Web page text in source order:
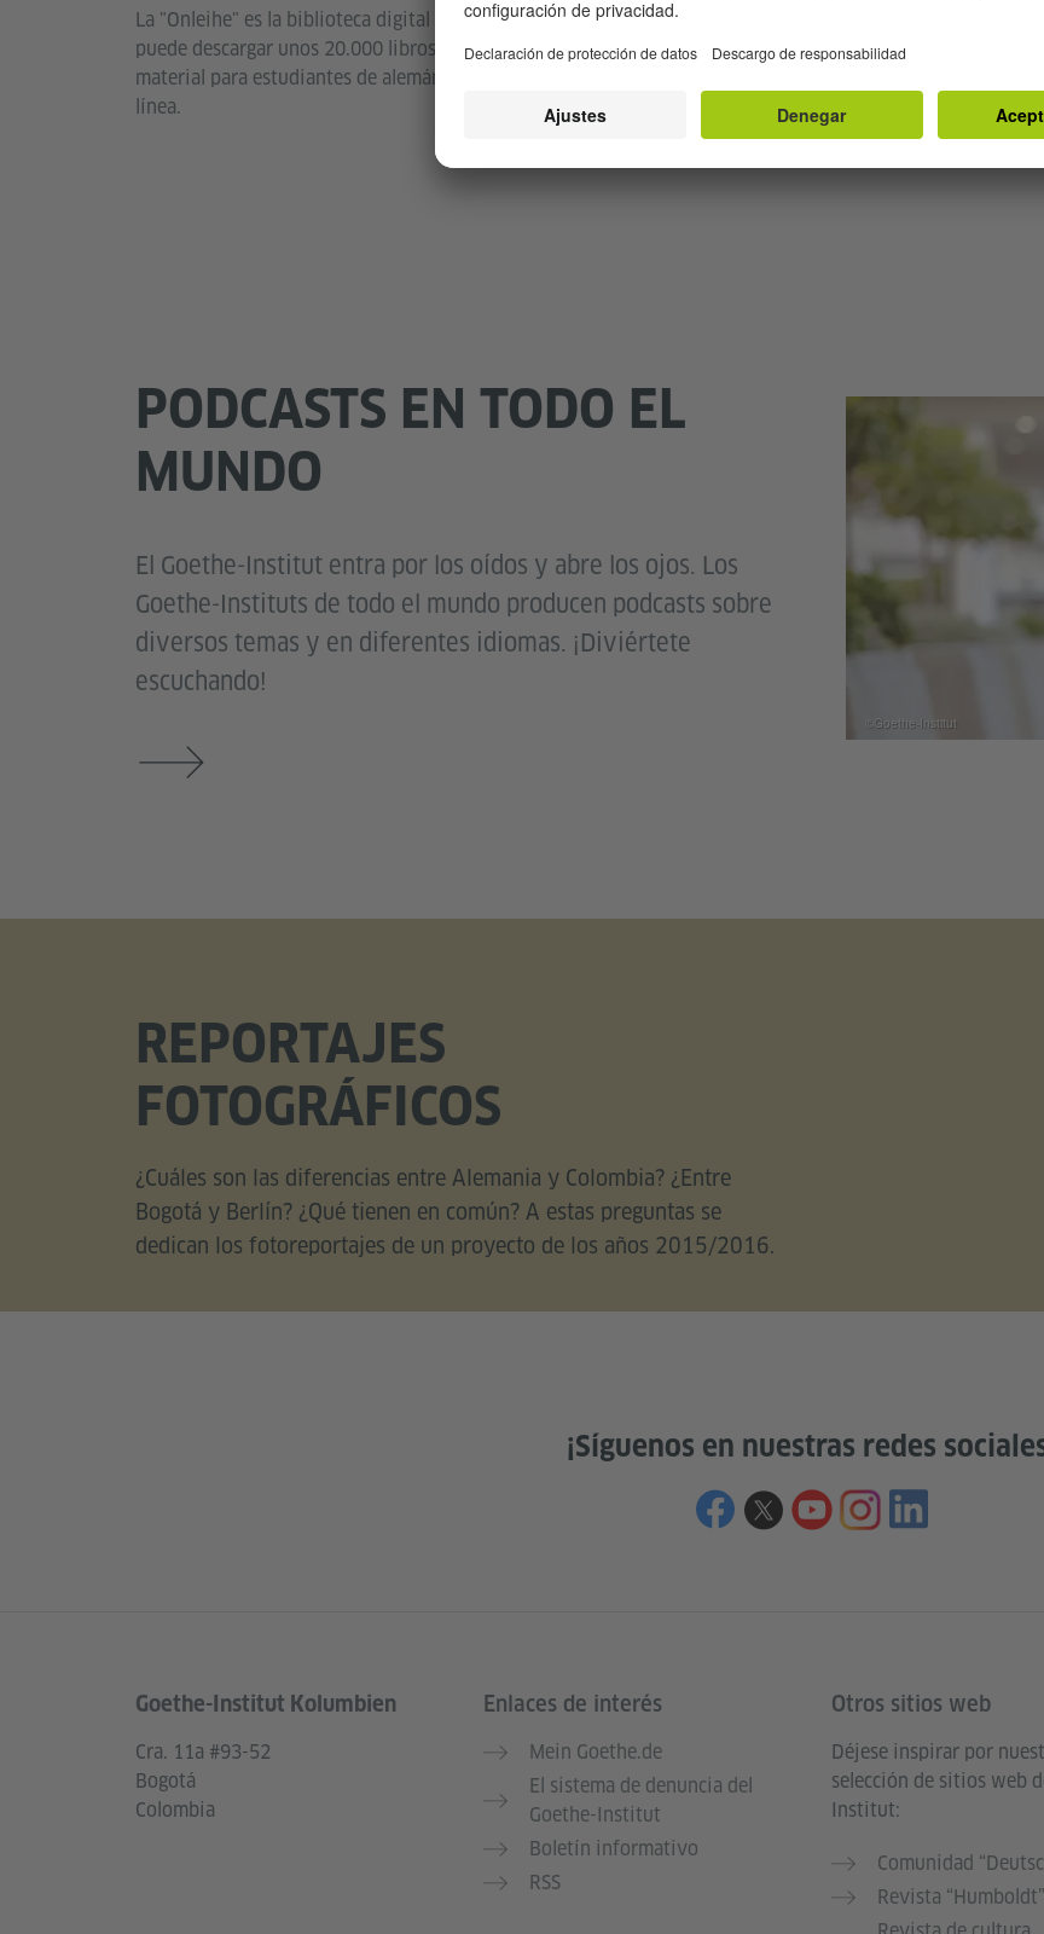
La "Onleihe" es la biblioteca digital gratuita del Goethe-Institut. Actualmente
puede descargar unos 20.000 libros electrónicos en alemán, audiolibros,
material para estudiantes de alemán, revistas y periódicos y ver películas en
línea.
Este blog selecciona
cuentos, audiolibros y
publicaciones en
cada semana la
sobresalientes.
PODCASTS EN TODO EL
MUNDO
El Goethe-Institut entra por los oídos y abre los ojos. Los
Goethe-Instituts de todo el mundo producen podcasts sobre
diversos temas y en diferentes idiomas. ¡Diviértete
escuchando!
©Goethe-Institut
REPORTAJES
FOTOGRÁFICOS
¿Cuáles son las diferencias entre Alemania y Colombia? ¿Entre
Bogotá y Berlín? ¿Qué tienen en común? A estas preguntas se
dedican los fotoreportajes de un proyecto de los años 2015/2016.
¡Síguenos en nuestras redes
Service- und Informationsbereich
Goethe-Institut Kolumbien
Cra. 11a #93-52
Bogotá
Colombia
Enlaces de interés
Mein Goethe.de
El sistema de denuncia del
Goethe-Institut
Boletín informativo
RSS
Otros sitios web
Déjese inspirar por
selección de sitios web
Institut:
Comunidad
Revista “Humboldt”